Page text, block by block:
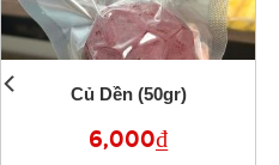
Củ Dền (50gr)
6,000₫